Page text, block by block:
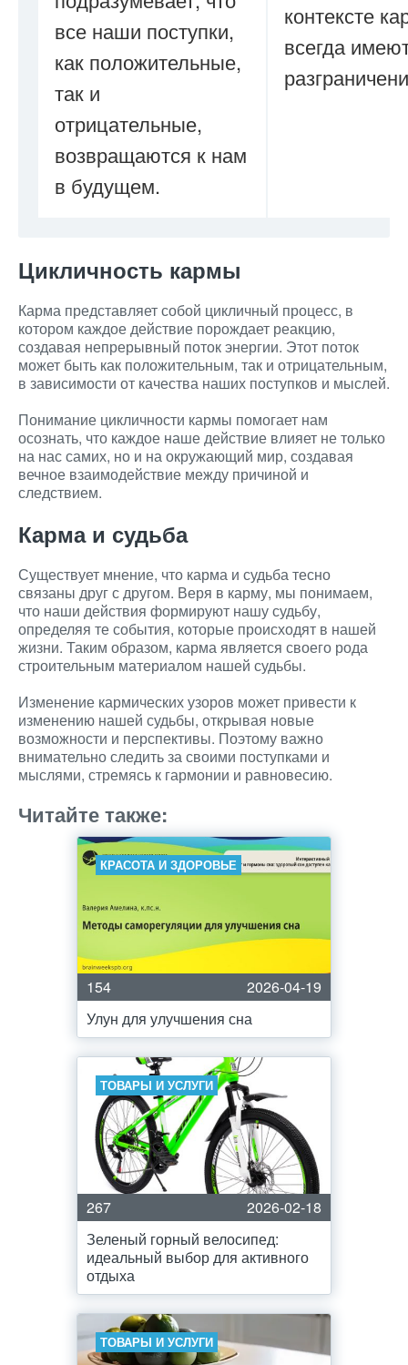
все наши поступки,
как положительные,
так и
отрицательные,
возвращаются к нам
в будущем.
контексте
всегда
Цикличность кармы
Карма представляет собой цикличный процесс, в
котором каждое действие порождает реакцию,
создавая непрерывный поток энергии. Этот поток
может быть как положительным, так и отрицательным,
в зависимости от качества наших поступков и мыслей.
Понимание цикличности кармы помогает нам
осознать, что каждое наше действие влияет не только
на нас самих, но и на окружающий мир, создавая
вечное взаимодействие между причиной и
следствием.
Карма и судьба
Существует мнение, что карма и судьба тесно
связаны друг с другом. Веря в карму, мы понимаем,
что наши действия формируют нашу судьбу,
определяя те события, которые происходят в нашей
жизни. Таким образом, карма является своего рода
строительным материалом нашей судьбы.
Изменение кармических узоров может привести к
изменению нашей судьбы, открывая новые
возможности и перспективы. Поэтому важно
внимательно следить за своими поступками и
мыслями, стремясь к гармонии и равновесию.
Читайте также:
КРАСОТА И ЗДОРОВЬЕ
154
2026-04-19
Улун для улучшения сна
ТОВАРЫ И УСЛУГИ
267
2026-02-18
Зеленый горный велосипед:
идеальный выбор для активного
отдыха
ТОВАРЫ И УСЛУГИ